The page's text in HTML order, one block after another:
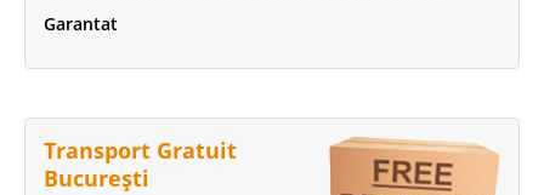
Garantat
Transport Gratuit
București